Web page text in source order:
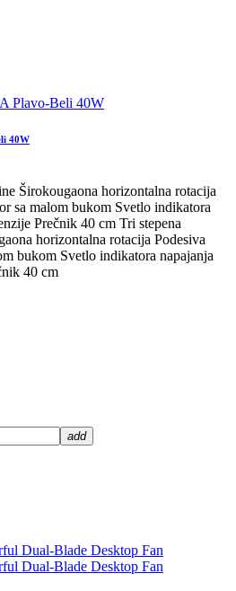
40W
Širokougaona horizontalna rotacija
sa malom bukom Svetlo indikatora
Prečnik 40 cm Tri stepena
horizontalna rotacija Podesiva
bukom Svetlo indikatora napajanja
40 cm
add